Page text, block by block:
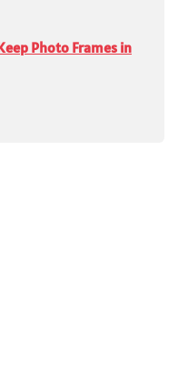
Photo Frames in